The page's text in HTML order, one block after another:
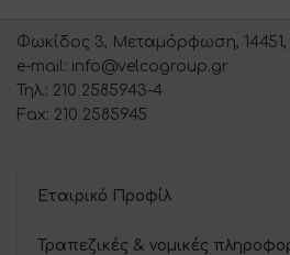
Φωκίδος 3, Μεταμόρφωση,
e-mail: info@velcogroup.gr
Τηλ.: 210 2585943-4
Fax: 210 2585945
Εταιρικό Προφίλ
Τραπεζικές & νομικές